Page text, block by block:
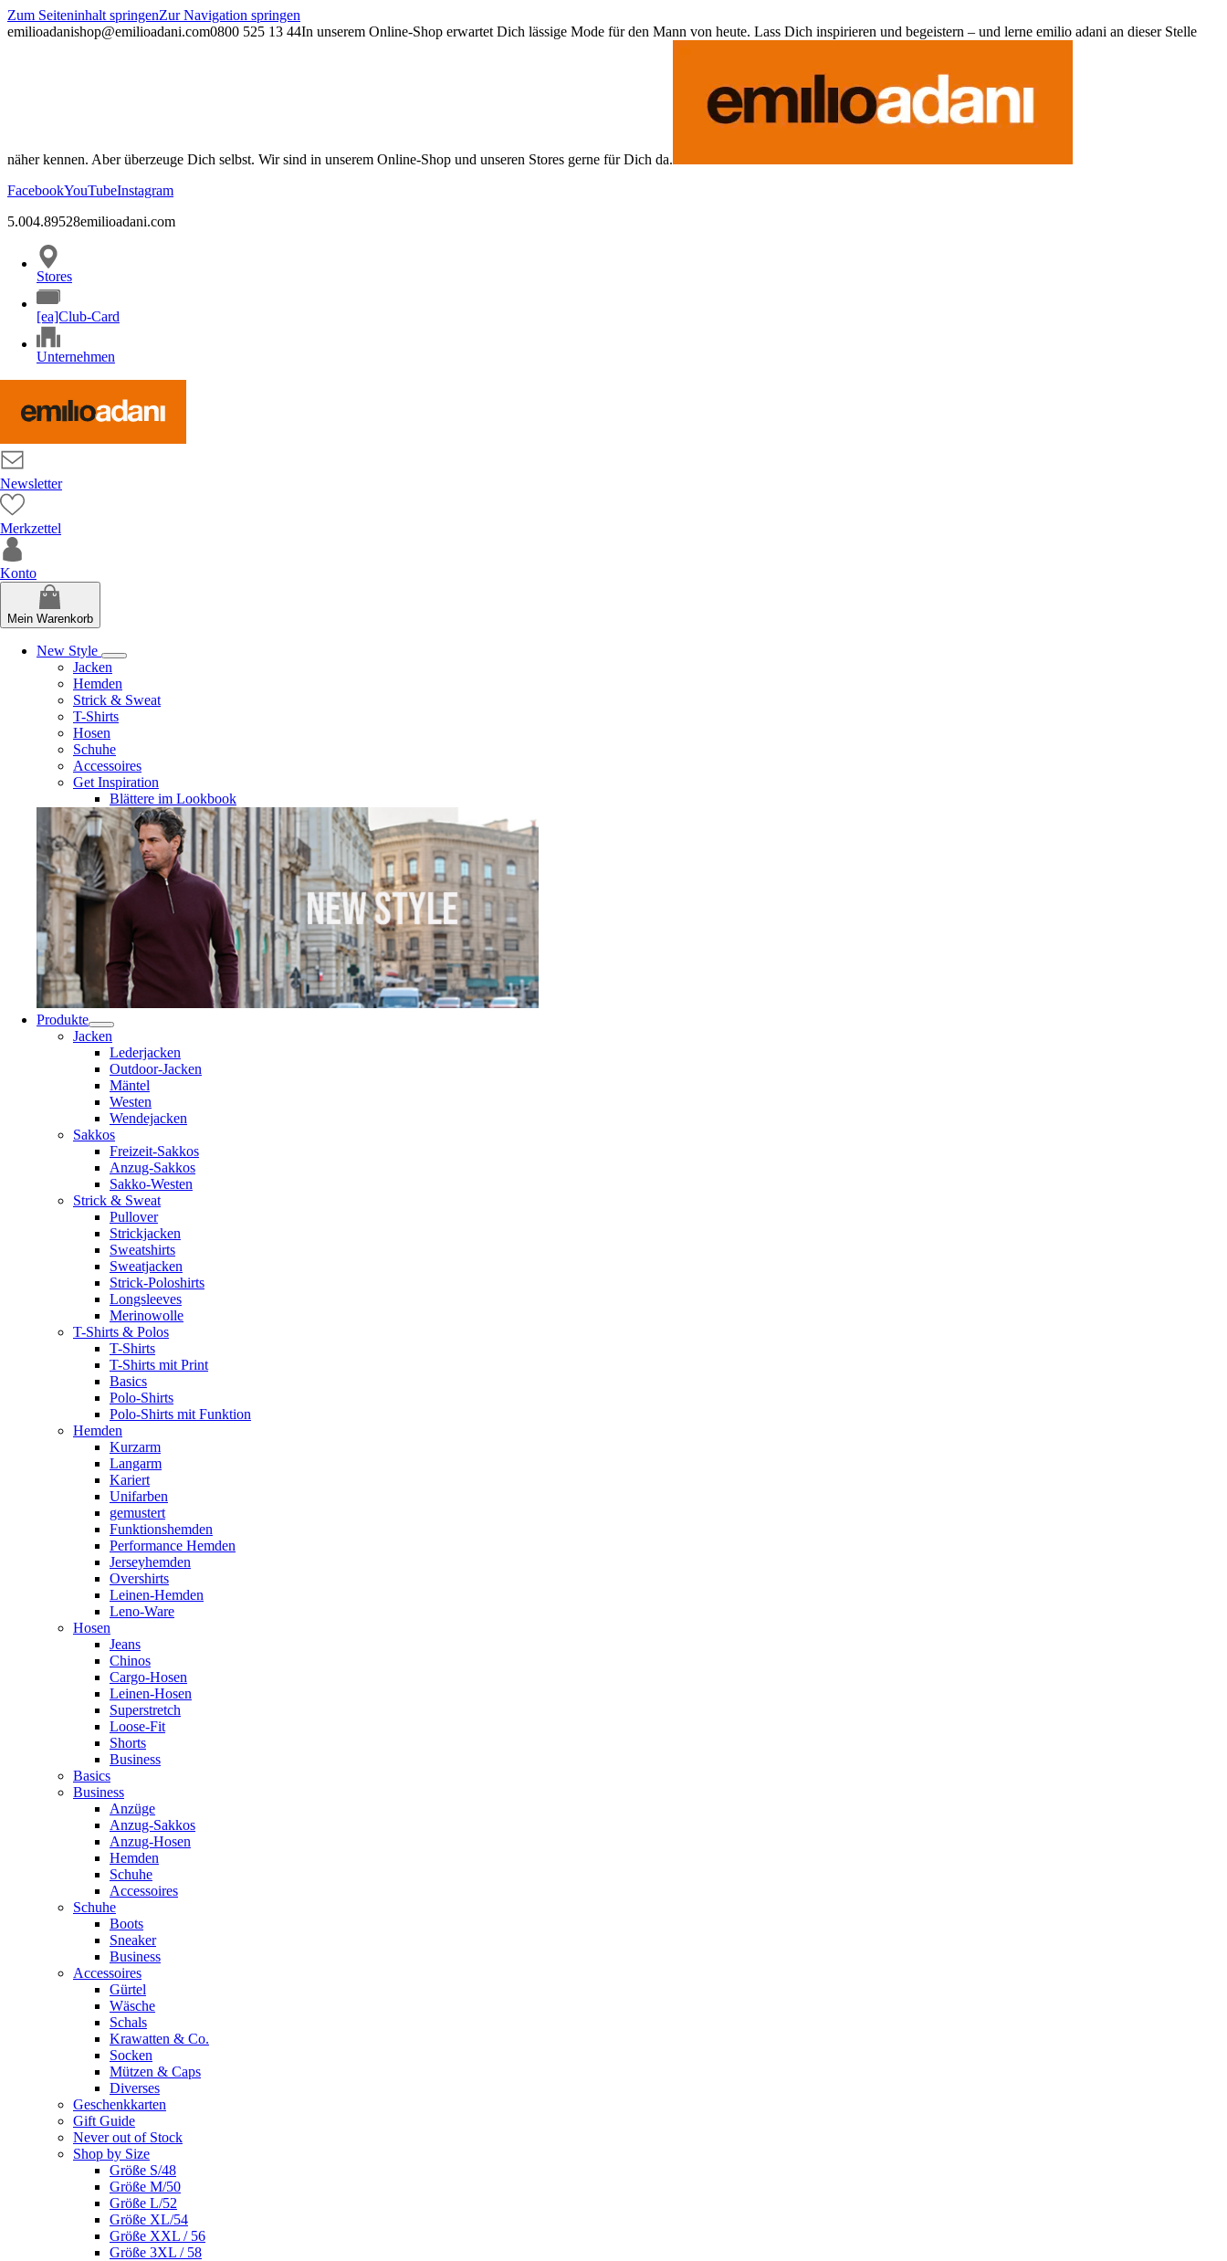
Zum Seiteninhalt springenZur Navigation springen
emilioadanishop@emilioadani.com0800 525 13 44In unserem Online-Shop erwartet Dich lässige Mode für den Mann von heute. Lass Dich inspirieren und begeistern – und lerne emilio adani an dieser Stelle
näher kennen. Aber überzeuge Dich selbst. Wir sind in unserem Online-Shop und unseren Stores gerne für Dich da.
FacebookYouTubeInstagram
5.004.89528emilioadani.com
Stores
[ea]Club-Card
Unternehmen
Newsletter
Merkzettel
Konto
Mein Warenkorb
New Style
Jacken
Hemden
Strick & Sweat
T-Shirts
Hosen
Schuhe
Accessoires
Get Inspiration
Blättere im Lookbook
Produkte
Jacken
Lederjacken
Outdoor-Jacken
Mäntel
Westen
Wendejacken
Sakkos
Freizeit-Sakkos
Anzug-Sakkos
Sakko-Westen
Strick & Sweat
Pullover
Strickjacken
Sweatshirts
Sweatjacken
Strick-Poloshirts
Longsleeves
Merinowolle
T-Shirts & Polos
T-Shirts
T-Shirts mit Print
Basics
Polo-Shirts
Polo-Shirts mit Funktion
Hemden
Kurzarm
Langarm
Kariert
Unifarben
gemustert
Funktionshemden
Performance Hemden
Jerseyhemden
Overshirts
Leinen-Hemden
Leno-Ware
Hosen
Jeans
Chinos
Cargo-Hosen
Leinen-Hosen
Superstretch
Loose-Fit
Shorts
Business
Basics
Business
Anzüge
Anzug-Sakkos
Anzug-Hosen
Hemden
Schuhe
Accessoires
Schuhe
Boots
Sneaker
Business
Accessoires
Gürtel
Wäsche
Schals
Krawatten & Co.
Socken
Mützen & Caps
Diverses
Geschenkkarten
Gift Guide
Never out of Stock
Shop by Size
Größe S/48
Größe M/50
Größe L/52
Größe XL/54
Größe XXL / 56
Größe 3XL / 58